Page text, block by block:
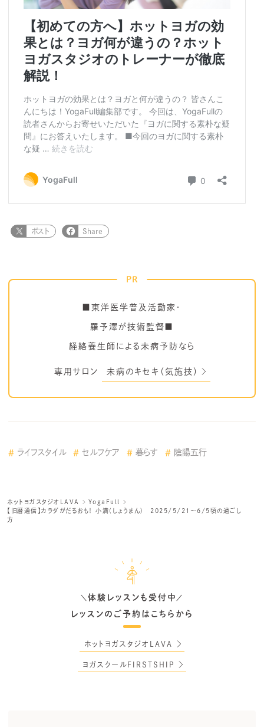
ポスト Share
PR
■東洋医学普及活動家・
羅予澤が技術監督■
経絡養生師による未病予防なら
専用サロン 未病のキセキ（気施技）
ライフスタイル セルフケア 暮らす 陰陽五行
ホットヨガスタジオLAVA
YogaFull
【旧暦通信】カラダがだるおも！ 小満(しょうまん) 2025/5/21～6/5頃の過ごし
方
＼ 体験レッスンも受付中 ／
レッスンのご予約はこちらから
ホットヨガスタジオLAVA
ヨガスクールFIRSTSHIP